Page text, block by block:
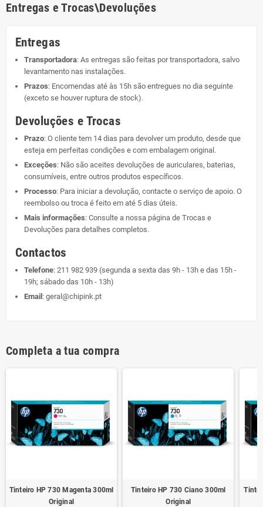
Entregas e Trocas\Devoluções
Entregas
Transportadora: As entregas são feitas por transportadora, salvo
levantamento nas instalações.
Prazos: Encomendas até às 15h são entregues no dia seguinte
(exceto se houver ruptura de stock).
Devoluções e Trocas
Prazo: O cliente tem 14 dias para devolver um produto, desde que
esteja em perfeitas condições e com embalagem original.
Exceções: Não são aceites devoluções de auriculares, baterias,
consumíveis, entre outros produtos específicos.
Processo: Para iniciar a devolução, contacte o serviço de apoio. O
reembolso ou troca é feito em até 5 dias úteis.
Mais informações: Consulte a nossa página de Trocas e
Devoluções para detalhes completos.
Contactos
Telefone: 211 982 939 (segunda a sexta das 9h - 13h e das 15h -
19h; sábado das 10h - 13h)
Email : geral@chipink.pt
Completa a tua compra
Tinteiro HP 730 Magenta 300ml
Original
Tinteiro HP 730 Ciano 300ml
Original